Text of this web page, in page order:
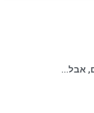
אבל…